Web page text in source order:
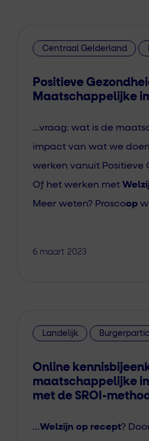
Centraal Gelderland
Positieve
Maatschappelijke
…vraag: wat is de
impact van wat we
werken vanuit Positieve
Of het werken met
Meer weten? Proscoop
6 maart 2023
Landelijk
Online
maatschappelijke
met de SROI-
…Welzijn op recept?